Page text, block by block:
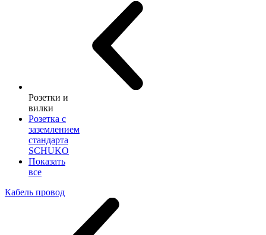
Розетки и
вилки
Розетка с
заземлением
стандарта
SCHUKO
Показать
все
Кабель провод